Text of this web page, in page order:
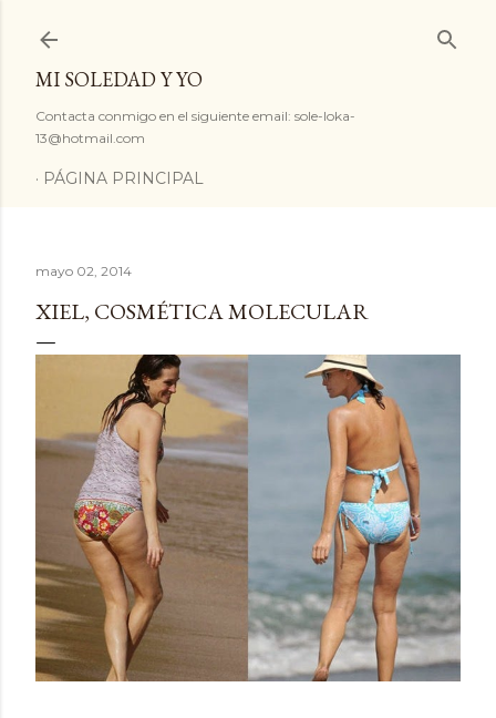
MI SOLEDAD Y YO
Contacta conmigo en el siguiente email: sole-loka-
13@hotmail.com
PÁGINA PRINCIPAL
mayo 02, 2014
XIEL, COSMÉTICA MOLECULAR